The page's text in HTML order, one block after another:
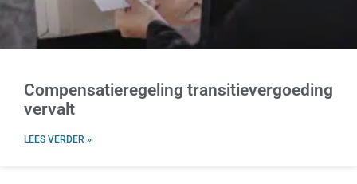
Compensatieregeling transitievergoeding
vervalt
LEES VERDER »